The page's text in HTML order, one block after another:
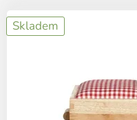
V
ýSkladem